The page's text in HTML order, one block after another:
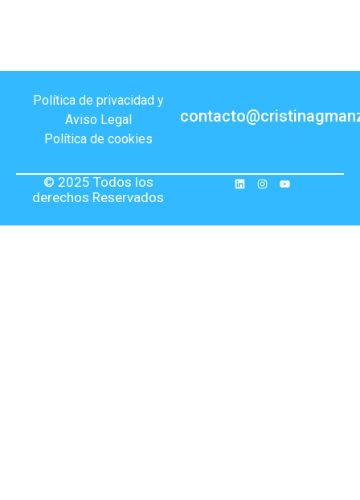
Política de privacidad y
Aviso Legal
Política de cookies
© 2025 Todos los
derechos Reservados